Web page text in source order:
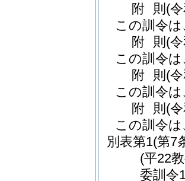
附 則 (
この訓令
附 則 (
この訓令
附 則 (
この訓令
附 則 (
この訓令
別表第1(第7
(平22
委訓令